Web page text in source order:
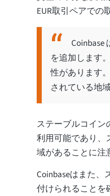
EUR取引ペアでの
Coinbase
を追加します
性があります
されている地域
ステーブルコイン
利用可能であり、
域があることに注
Coinbaseはまた
付けられることを